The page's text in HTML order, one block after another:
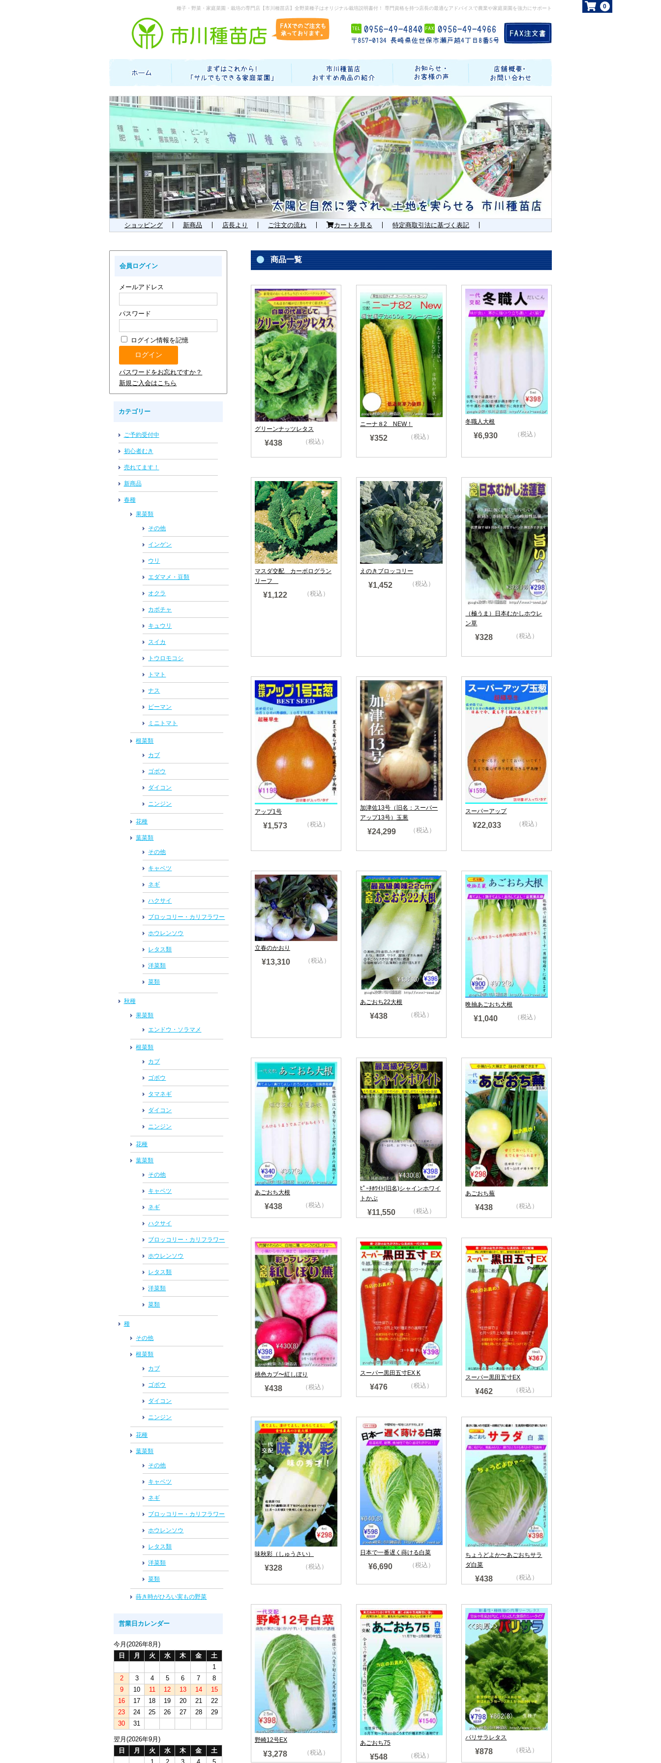
種子・野菜・家庭菜園・栽培の専門店【市川種苗店】全野菜種子はオリジナル栽培説明書付！ 専門資格を持つ店長の最適なアドバイスで農業や家庭菜園を強力にサポート 0
ショッピング 新商品 店長より ご注文の流れ カートを見る 特定商取引法に基づく表記
商品一覧
グリーンナッツレタス
¥438 （税込）
ニーナ８2 NEW！
¥352 （税込）
冬職人大根
¥6,930 （税込）
マスダ交配 カーボログラン
リーフ
¥1,122 （税込）
えのきブロッコリー
¥1,452 （税込）
（極うま）日本むかしホウレ
ン草
¥328 （税込）
アップ1号
¥1,573 （税込）
加津佐13号（旧名：スーパー
アップ13号）玉葱
¥24,299 （税込）
スーパーアップ
¥22,033 （税込）
立春のかおり
¥13,310 （税込）
あごおち22大根
¥438 （税込）
晩抽あごおち大根
¥1,040 （税込）
あごおち大根
¥438 （税込）
ﾋﾟｰﾁﾎﾜｲﾄ(旧名)シャインホワイ
トかぶ
¥11,550 （税込）
あごおち蕪
¥438 （税込）
桃色カブ〜紅しぼり
¥438 （税込）
スーパー黒田五寸EX K
¥476 （税込）
スーパー黒田五寸EX
¥462 （税込）
味秋彩（しゅうさい）
¥328 （税込）
日本で一番遅く蒔ける白菜
¥6,690 （税込）
ちょうどよか〜あごおちサラ
ダ白菜
¥438 （税込）
野崎12号EX
¥3,278 （税込）
あごおち75
¥548 （税込）
パリサラレタス
¥878 （税込）
会員ログイン
メールアドレス
パスワード
ログイン情報を記憶
パスワードをお忘れですか？
新規ご入会はこちら
カテゴリー
ご予約受付中
初心者むき
売れてます！
新商品
春種
果菜類
その他
インゲン
ウリ
エダマメ・豆類
オクラ
カボチャ
キュウリ
スイカ
トウロモコシ
トマト
ナス
ピーマン
ミニトマト
根菜類
カブ
ゴボウ
ダイコン
ニンジン
花種
葉菜類
その他
キャベツ
ネギ
ハクサイ
ブロッコリー・カリフラワー
ホウレンソウ
レタス類
洋菜類
菜類
秋種
果菜類
エンドウ・ソラマメ
根菜類
カブ
ゴボウ
タマネギ
ダイコン
ニンジン
花種
葉菜類
その他
キャベツ
ネギ
ハクサイ
ブロッコリー・カリフラワー
ホウレンソウ
レタス類
洋菜類
菜類
種
その他
根菜類
カブ
ゴボウ
ダイコン
ニンジン
花種
葉菜類
その他
キャベツ
ネギ
ブロッコリー・カリフラワー
ホウレンソウ
レタス類
洋菜類
菜類
蒔き時がひろい実もの野菜
営業日カレンダー
今月(2026年8月)
日
月 火 水 木 金
土
1
2
3 4 5 6 7
8
9
10 11 12 13 14
15
16
17 18 19 20 21
22
23
24 25 26 27 28
29
30
31
翌月(2026年9月)
日
月 火 水 木 金
土